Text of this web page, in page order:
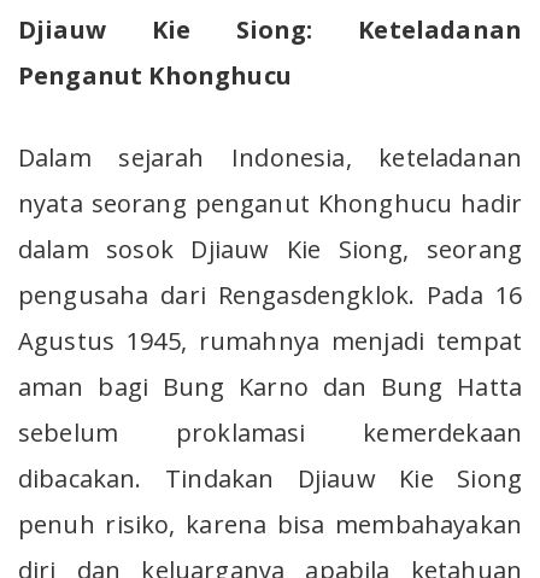
Djiauw Kie Siong: Keteladanan
Penganut Khonghucu
Dalam sejarah Indonesia, keteladanan
nyata seorang penganut Khonghucu hadir
dalam sosok Djiauw Kie Siong, seorang
pengusaha dari Rengasdengklok. Pada 16
Agustus 1945, rumahnya menjadi tempat
aman bagi Bung Karno dan Bung Hatta
sebelum proklamasi kemerdekaan
dibacakan. Tindakan Djiauw Kie Siong
penuh risiko, karena bisa membahayakan
diri dan keluarganya apabila ketahuan